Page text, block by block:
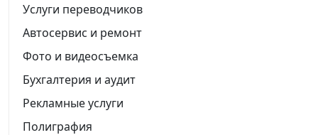
Услуги переводчиков
Автосервис и ремонт
Фото и видеосъемка
Бухгалтерия и аудит
Рекламные услуги
Полиграфия